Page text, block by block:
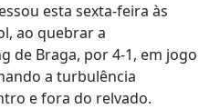
esta sexta-feira às
ao quebrar a
de Braga, por 4-1, em jogo
a turbulência
e fora do relvado.